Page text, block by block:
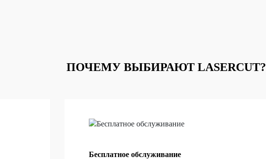
ПОЧЕМУ ВЫБИРАЮТ LASERCUT?
Бесплатное обслуживание